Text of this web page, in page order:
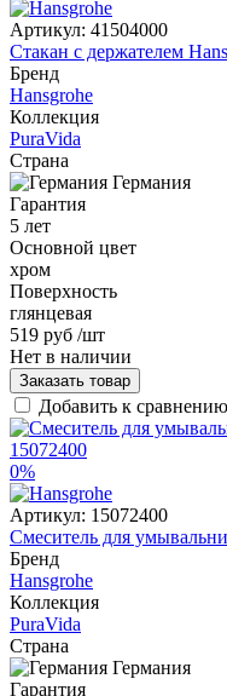
Артикул: 41504000
Стакан с держателем
Бренд
Hansgrohe
Коллекция
PuraVida
Страна
Германия
Гарантия
5 лет
Основной цвет
хром
Поверхность
глянцевая
519 руб /шт
Нет в наличии
Заказать товар
Добавить к сравнению
0%
Артикул: 15072400
Смеситель для
Бренд
Hansgrohe
Коллекция
PuraVida
Страна
Германия
Гарантия